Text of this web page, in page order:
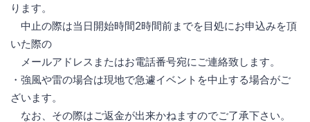
ります。
中止の際は当日開始時間2時間前までを目処にお申込みを頂
いた際の
メールアドレスまたはお電話番号宛にご連絡致します。
・強風や雷の場合は現地で急遽イベントを中止する場合がご
ざいます。
なお、その際はご返金が出来かねますのでご了承下さい。